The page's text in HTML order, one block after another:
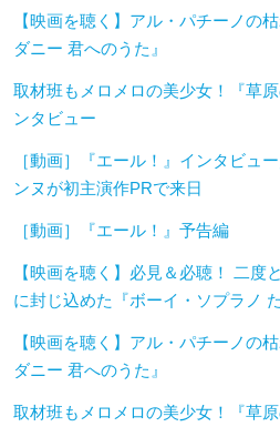
【映画を聴く】アル・パチーノの
ダニー 君へのうた』
取材班もメロメロの美少女！『草
ンタビュー
［動画］『エール！』インタビュ
ンヌが初主演作PRで来日
［動画］『エール！』予告編
【映画を聴く】必見＆必聴！ 二度
に封じ込めた『ボーイ・ソプラノ
【映画を聴く】アル・パチーノの
ダニー 君へのうた』
取材班もメロメロの美少女！『草